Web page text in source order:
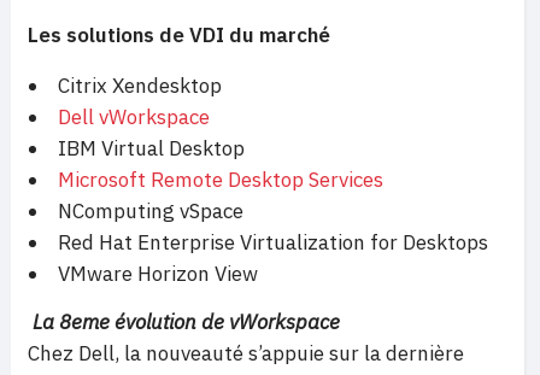
Les solutions de VDI du marché
Citrix Xendesktop
Dell vWorkspace
IBM Virtual Desktop
Microsoft Remote Desktop Services
NComputing vSpace
Red Hat Enterprise Virtualization for Desktops
VMware Horizon View
La 8eme évolution de vWorkspace
Chez Dell, la nouveauté s’appuie sur la dernière